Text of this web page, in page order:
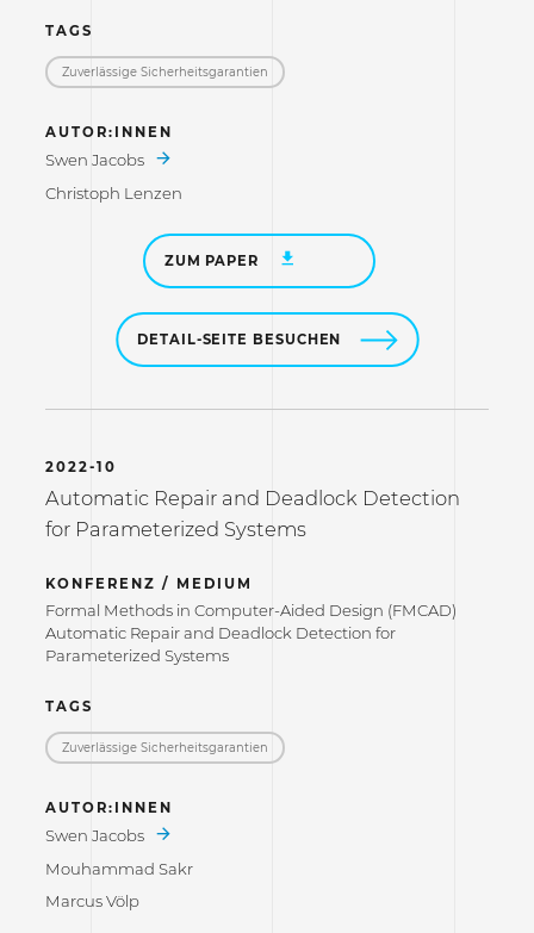
TAGS
Zuverlässige Sicherheitsgarantien
AUTOR:INNEN
Swen Jacobs
Christoph Lenzen
ZUM PAPER
DETAIL-SEITE BESUCHEN
2022-10
Automatic Repair and Deadlock Detection
for Parameterized Systems
KONFERENZ / MEDIUM
Formal Methods in Computer-Aided Design (FMCAD)
Automatic Repair and Deadlock Detection for
Parameterized Systems
TAGS
Zuverlässige Sicherheitsgarantien
AUTOR:INNEN
Swen Jacobs
Mouhammad Sakr
Marcus Völp